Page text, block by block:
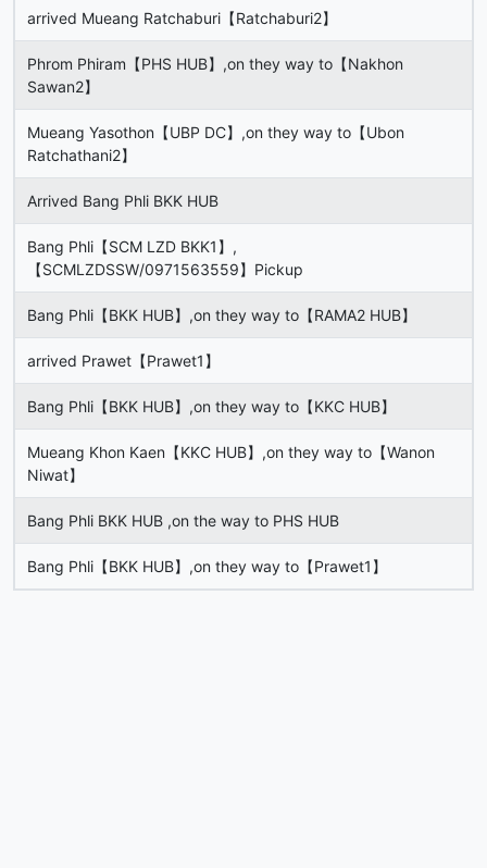
arrived Mueang Ratchaburi【Ratchaburi2】
Phrom Phiram【PHS HUB】,on they way to【Nakhon
Sawan2】
Mueang Yasothon【UBP DC】,on they way to【Ubon
Ratchathani2】
Arrived Bang Phli BKK HUB
Bang Phli【SCM LZD BKK1】,
【SCMLZDSSW/0971563559】Pickup
Bang Phli【BKK HUB】,on they way to【RAMA2 HUB】
arrived Prawet【Prawet1】
Bang Phli【BKK HUB】,on they way to【KKC HUB】
Mueang Khon Kaen【KKC HUB】,on they way to【Wanon
Niwat】
Bang Phli BKK HUB ,on the way to PHS HUB
Bang Phli【BKK HUB】,on they way to【Prawet1】